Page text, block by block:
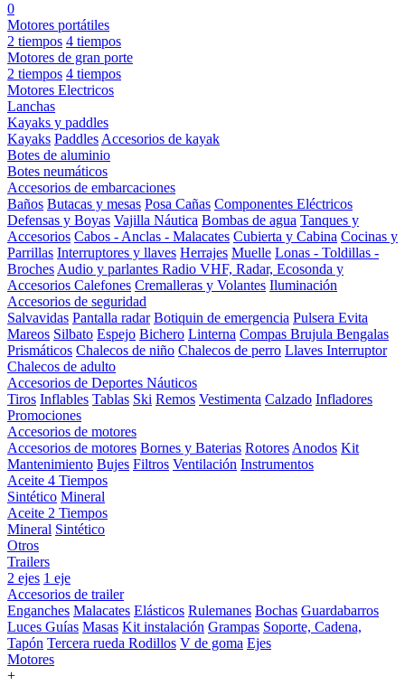
0
Motores portátiles
2 tiempos 4 tiempos
Motores de gran porte
2 tiempos 4 tiempos
Motores Electricos
Lanchas
Kayaks y paddles
Kayaks Paddles Accesorios de kayak
Botes de aluminio
Botes neumáticos
Accesorios de embarcaciones
Baños Butacas y mesas Posa Cañas Componentes Eléctricos
Defensas y Boyas Vajilla Náutica Bombas de agua Tanques y
Accesorios Cabos - Anclas - Malacates Cubierta y Cabina Cocinas y
Parrillas Interruptores y llaves Herrajes Muelle Lonas - Toldillas -
Broches Audio y parlantes Radio VHF, Radar, Ecosonda y
Accesorios Calefones Cremalleras y Volantes Iluminación
Accesorios de seguridad
Salvavidas Pantalla radar Botiquin de emergencia Pulsera Evita
Mareos Silbato Espejo Bichero Linterna Compas Brujula Bengalas
Prismáticos Chalecos de niño Chalecos de perro Llaves Interruptor
Chalecos de adulto
Accesorios de Deportes Náuticos
Tiros Inflables Tablas Ski Remos Vestimenta Calzado Infladores
Promociones
Accesorios de motores
Accesorios de motores Bornes y Baterias Rotores Anodos Kit
Mantenimiento Bujes Filtros Ventilación Instrumentos
Aceite 4 Tiempos
Sintético Mineral
Aceite 2 Tiempos
Mineral Sintético
Otros
Trailers
2 ejes 1 eje
Accesorios de trailer
Enganches Malacates Elásticos Rulemanes Bochas Guardabarros
Luces Guías Masas Kit instalación Grampas Soporte, Cadena,
Tapón Tercera rueda Rodillos V de goma Ejes
Motores
+